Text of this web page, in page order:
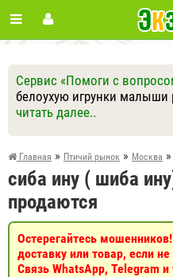
Сервис «Помоги с
белоухую игрунки малыши
читать далее..
Ответить Другие
Главная » Птичий рынок » Москва »
сиба ину ( шиба
продаются
Остерегайтесь
доставку или товар, если
Связь WhatsApp, Telegram и